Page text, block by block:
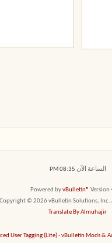
الساعة الآن 08:35 PM
Powered byvBulletin® Version
Copyright © 2026 vBulletin Solutions, Inc.
Translate By Almuhajir
User Tagging (Lite)-vBulletin Mods &